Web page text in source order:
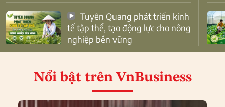
tế tập thể, tạo động lực cho nông
nghiệp bền vững
Nổi bật trên VnBusiness